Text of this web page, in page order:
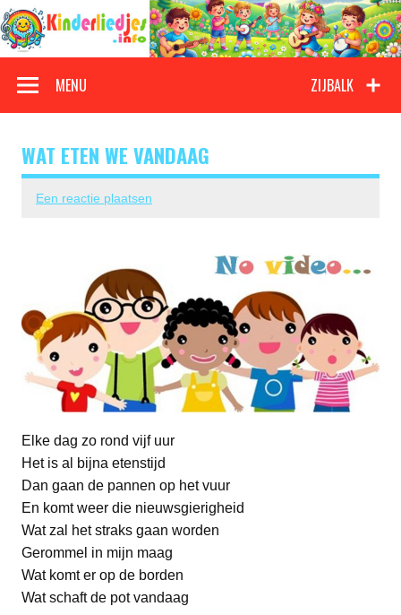
Doorgaan
naar
inhoud
Kinderliedjes
ZIJBALK
MENU
WAT ETEN WE VANDAAG
Een reactie plaatsen
Elke dag zo rond vijf uur
Het is al bijna etenstijd
Dan gaan de pannen op het vuur
En komt weer die nieuwsgierigheid
Wat zal het straks gaan worden
Gerommel in mijn maag
Wat komt er op de borden
Wat schaft de pot vandaag